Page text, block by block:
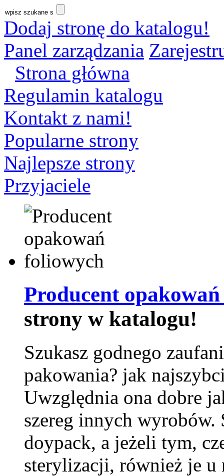
Dodaj stronę do katalogu!
Panel zarządzania
Strona główna
Regulamin katalogu
Kontakt z nami!
Popularne strony
Najlepsze strony
Przyjaciele
Producent
strony w katalogu!
Szukasz godnego
pakowania? jak
Uwzględnia ona dobre
szereg innych
doypack, a jeżeli tym,
sterylizacji, również je u